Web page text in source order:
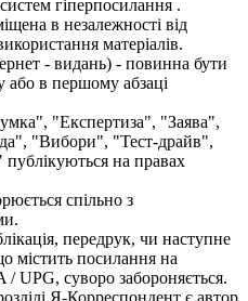
гіперпосилання .
в незалежності від
матеріалів.
- видань) - повинна бути
або в першому абзаці
"Експертиза", "Заява",
"Вибори", "Тест-драйв",
на правах
спільно з
передрук, чи наступне
містить посилання на
/ UPG, суворо забороняється.
Я-Корреспондент є автор